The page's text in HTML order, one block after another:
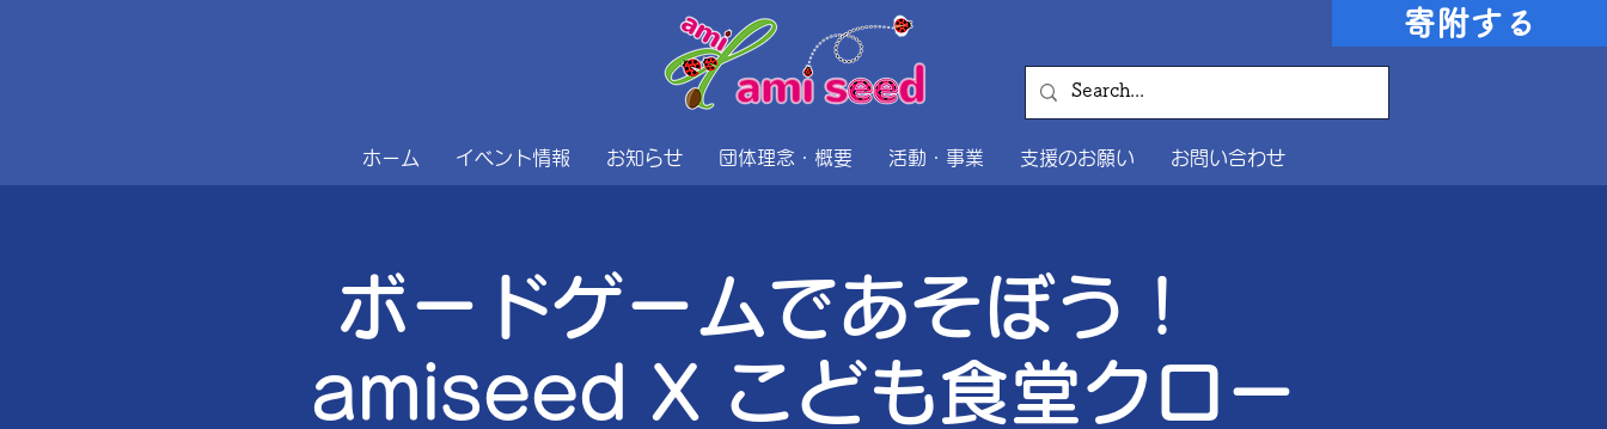
寄附する
ホーム イベント情報 お知らせ 団体理念・概要 活動・事業 支援のお願い お問い合わせ
ボードゲームであそぼう！
amiseed X こども食堂クロー